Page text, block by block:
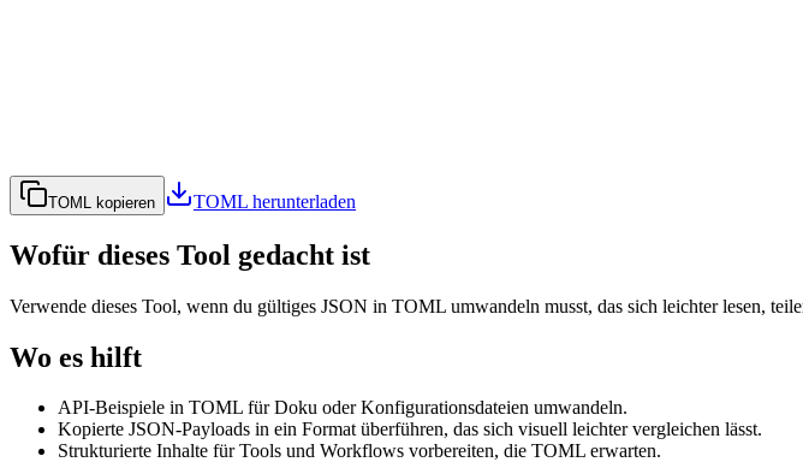
TOML kopieren TOML herunterladen
Wofür dieses Tool gedacht ist
Verwende dieses Tool, wenn du gültiges JSON in TOML umwandeln musst, das sich leichter lesen,
Wo es hilft
API-Beispiele in TOML für Doku oder Konfigurationsdateien umwandeln.
Kopierte JSON-Payloads in ein Format überführen, das sich visuell leichter vergleichen lässt.
Strukturierte Inhalte für Tools und Workflows vorbereiten, die TOML erwarten.